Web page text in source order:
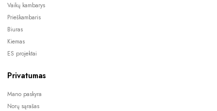
Vaikų kambarys
Prieškambaris
Biuras
Kiemas
ES projektai
Privatumas
Mano paskyra
Norų sąrašas